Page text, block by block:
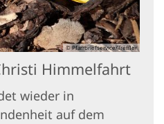
© Pfarrbriefservice/Treffler
Himmelfahrt
wieder in
auf dem